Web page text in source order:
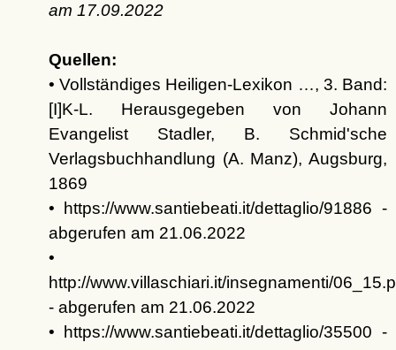
am 17.09.2022
Quellen:
• Vollständiges Heiligen-Lexikon …, 3. Band:
[I]K-L. Herausgegeben von Johann
Evangelist Stadler, B. Schmid'sche
Verlagsbuchhandlung (A. Manz), Augsburg,
1869
• https://www.santiebeati.it/dettaglio/91886 -
abgerufen am 21.06.2022
•
http://www.villaschiari.it/insegnamenti/
- abgerufen am 21.06.2022
• https://www.santiebeati.it/dettaglio/35500 -